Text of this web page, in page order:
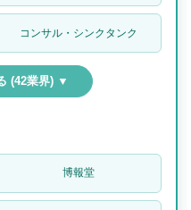
コンサル・シンクタンク
(42業界) ▼
博報堂